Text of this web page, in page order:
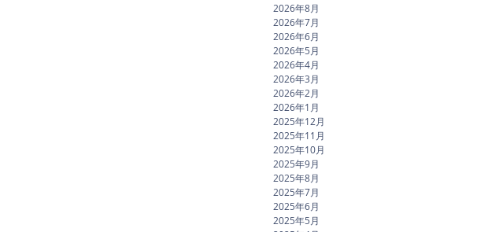
2026年8月
2026年7月
2026年6月
2026年5月
2026年4月
2026年3月
2026年2月
2026年1月
2025年12月
2025年11月
2025年10月
2025年9月
2025年8月
2025年7月
2025年6月
2025年5月